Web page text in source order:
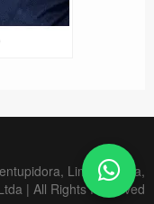
Limpa Fossa,
| All Rights Reserved
Ajuda?